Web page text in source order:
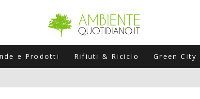
e Prodotti Rifiuti & Riciclo Green City